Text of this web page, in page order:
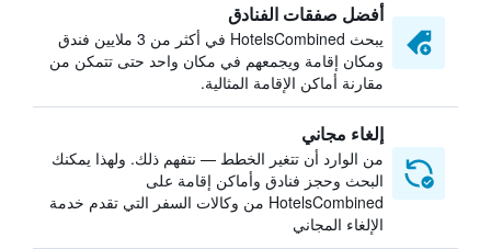
أفضل صفقات الفنادق
يبحث HotelsCombined في أكثر من 3 ملايين فندق
ومكان إقامة ويجمعهم في مكان واحد حتى تتمكن من
مقارنة أماكن الإقامة المثالية.
إلغاء مجاني
من الوارد أن تتغير الخطط — نتفهم ذلك. ولهذا يمكنك
البحث وحجز فنادق وأماكن إقامة على
HotelsCombined من وكالات السفر التي تقدم خدمة
الإلغاء المجاني